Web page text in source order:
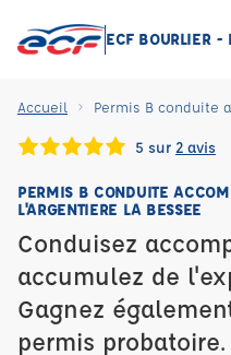
ECF BOURLIER -
Accueil Permis B conduite
5 sur 2 avis
PERMIS B CONDUITE
L'ARGENTIERE LA BESSEE
Conduisez
accumulez de
Gagnez
permis probatoire.